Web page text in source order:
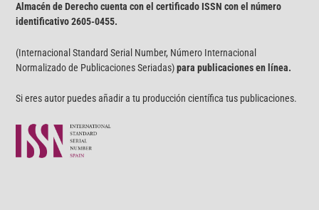
Almacén de Derecho cuenta con el certificado ISSN con el número
identificativo2605-0455.
(Internacional Standard Serial Number, Número Internacional
Normalizado de Publicaciones Seriadas)para publicaciones en línea.
Si eres autor puedes añadir a tu producción científica tus publicaciones.